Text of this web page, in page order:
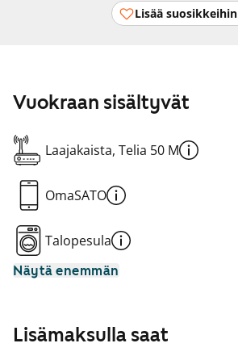
Lisää suosikkeihin
Vuokraan sisältyvät
Laajakaista, Telia 50 M
OmaSATO
Talopesula
Näytä enemmän
Lisämaksulla saat